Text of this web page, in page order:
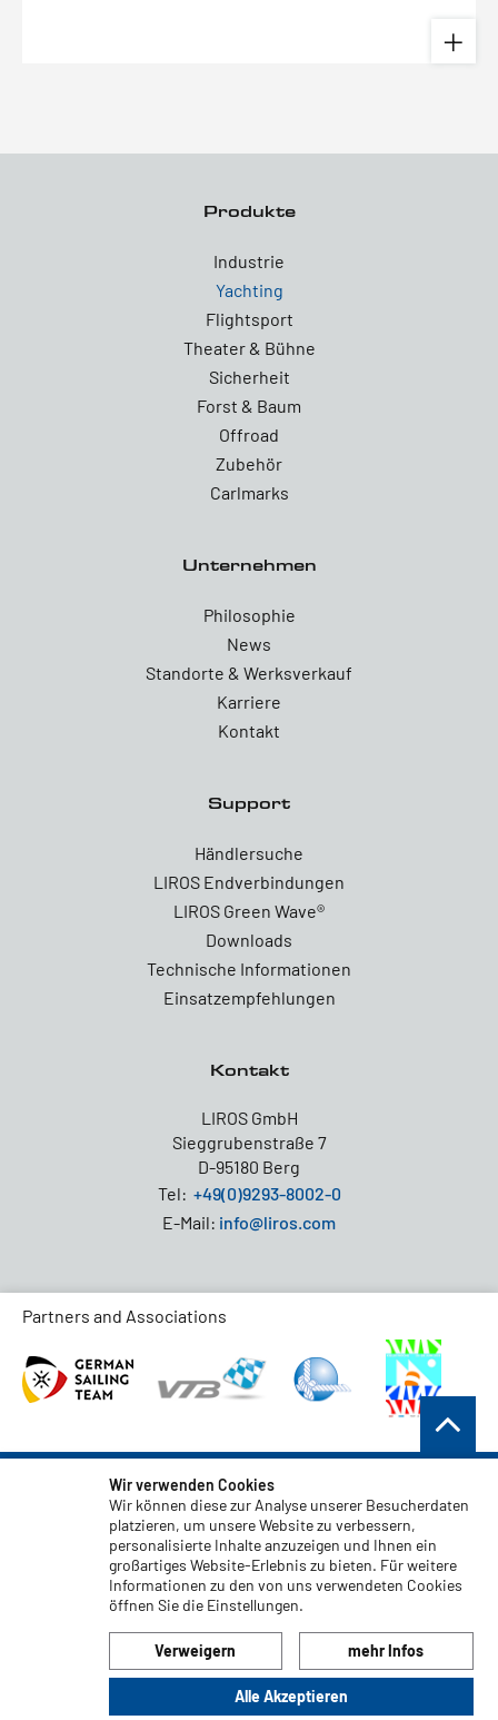
Produkte
Industrie
Yachting
Flightsport
Theater & Bühne
Sicherheit
Forst & Baum
Offroad
Zubehör
Carlmarks
Unternehmen
Philosophie
News
Standorte & Werksverkauf
Karriere
Kontakt
Support
Händlersuche
LIROS Endverbindungen
LIROS Green Wave®
Downloads
Technische Informationen
Einsatzempfehlungen
Kontakt
LIROS GmbH
Sieggrubenstraße 7
D-95180 Berg
Tel: +49(0)9293-8002-0
E-Mail: info@liros.com
Partners and Associations
AGB
Datenschutz
Haftungsauschluss
Impressum
Code of Conduct
Wir verwenden Cookies
Wir können diese zur Analyse unserer Besucherdaten
platzieren, um unsere Website zu verbessern,
personalisierte Inhalte anzuzeigen und Ihnen ein
großartiges Website-Erlebnis zu bieten. Für weitere
Informationen zu den von uns verwendeten Cookies
öffnen Sie die Einstellungen.
Verweigern
Alle Akzeptieren
mehr Infos